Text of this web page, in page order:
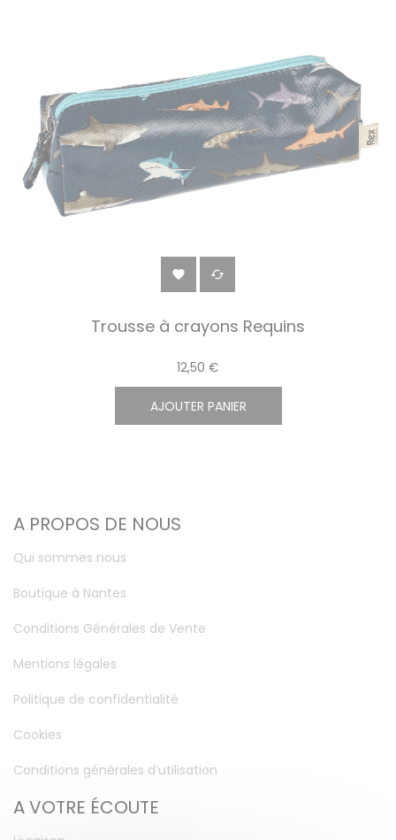
 
Trousse à crayons Requins
12,50 €
AJOUTER PANIER
A PROPOS DE NOUS
Qui sommes nous
Boutique à Nantes
Conditions Générales de Vente
Mentions légales
Politique de confidentialité
Cookies
Conditions générales d’utilisation
A VOTRE ÉCOUTE